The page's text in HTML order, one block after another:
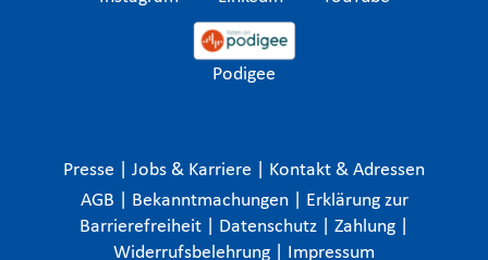
Podigee
Presse Jobs & Karriere
Kontakt & Adressen
AGB
Bekanntmachungen
Erklärung zur
Barrierefreiheit
Datenschutz Zahlung
Widerrufsbelehrung
Impressum